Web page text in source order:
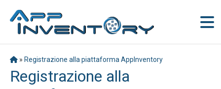
» Registrazione alla piattaforma AppInventory
Registrazione alla